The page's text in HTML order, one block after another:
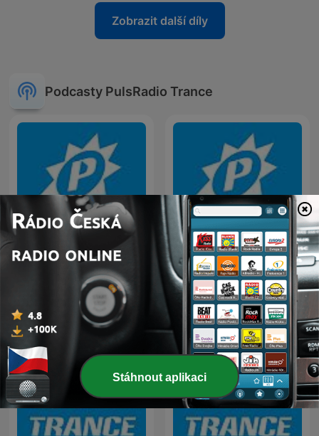
Zobrazit další díly
Podcasty PulsRadio Trance
PulsRadio : Trance Feeling PulsRadio : Uplifting Mind
Stáhnout aplikaci